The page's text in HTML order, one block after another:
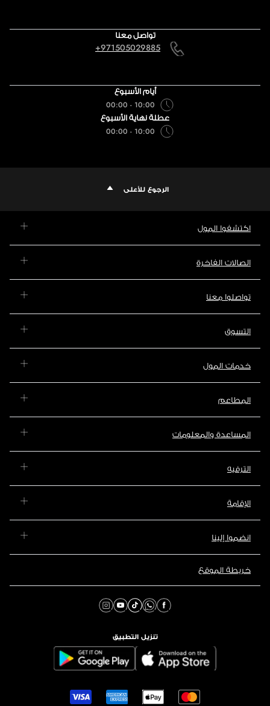
تواصل معنا
+971505029885
أيام الأسبوع
10:00 - 00:00
عطلة نهاية الأسبوع
10:00 - 00:00
الرجوع للأعلى
اكتشفوا المول
الصالات الفاخرة
تواصلوا معنا
التسوق
خدمات المول
المطاعم
المساعدة والمعلومات
الترفيه
الإقامة
انضموا إلينا
خريطة الموقع
تنزيل التطبيق